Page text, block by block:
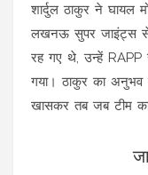
शार्दुल ठाकुर ने घायल
लखनऊ सुपर जाइंट्स से
रह गए थे, उन्हें RAPP
गया। ठाकुर का अनुभव
खासकर तब जब टीम